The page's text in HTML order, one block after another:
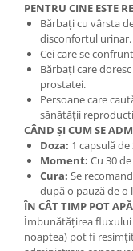
PENTRU CINE ESTE
Bărbați cu vârsta
disconfortul urinar.
Cei care se
Bărbați care
prostatei.
Persoane care
sănătății
CÂND ȘI CUM SE
Doza: 1 capsulă
Moment: Cu 30
Cura: Se
după o pauză de o
ÎN CÂT TIMP POT
Îmbunătățirea
noaptea) pot fi